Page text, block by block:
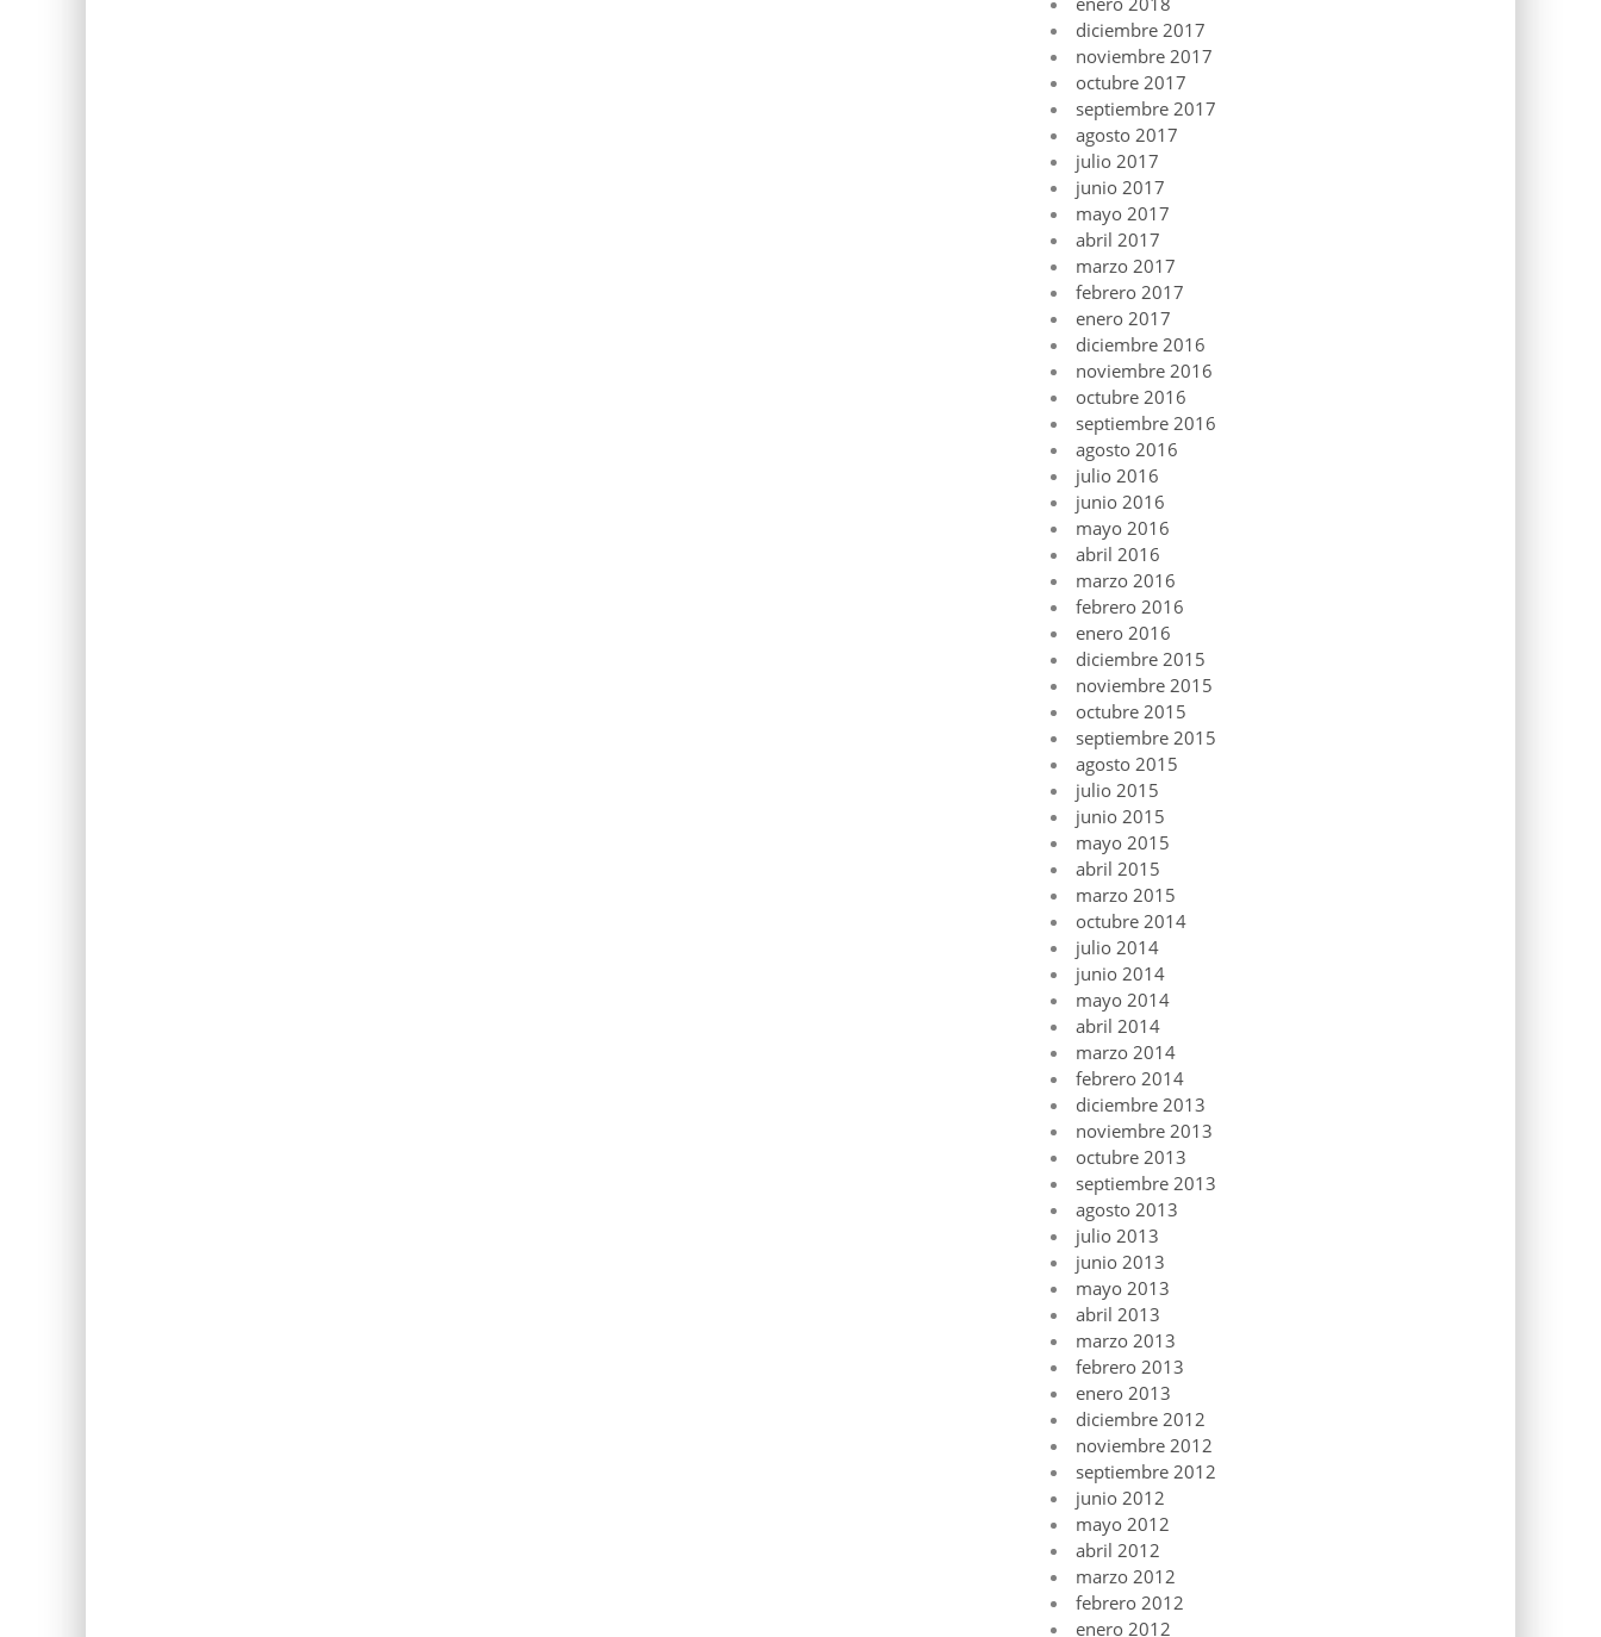
diciembre 2017
noviembre 2017
octubre 2017
septiembre 2017
agosto 2017
julio 2017
junio 2017
mayo 2017
abril 2017
marzo 2017
febrero 2017
enero 2017
diciembre 2016
noviembre 2016
octubre 2016
septiembre 2016
agosto 2016
julio 2016
junio 2016
mayo 2016
abril 2016
marzo 2016
febrero 2016
enero 2016
diciembre 2015
noviembre 2015
octubre 2015
septiembre 2015
agosto 2015
julio 2015
junio 2015
mayo 2015
abril 2015
marzo 2015
octubre 2014
julio 2014
junio 2014
mayo 2014
abril 2014
marzo 2014
febrero 2014
diciembre 2013
noviembre 2013
octubre 2013
septiembre 2013
agosto 2013
julio 2013
junio 2013
mayo 2013
abril 2013
marzo 2013
febrero 2013
enero 2013
diciembre 2012
noviembre 2012
septiembre 2012
junio 2012
mayo 2012
abril 2012
marzo 2012
febrero 2012
enero 2012